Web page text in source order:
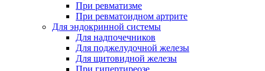
При ревматизме
При ревматоидном артрите
Для эндокринной системы
Для надпочечников
Для поджелудочной железы
Для щитовидной железы
При гипертиреозе